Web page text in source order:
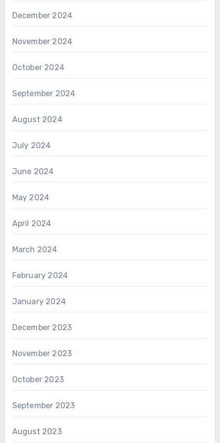
December 2024
November 2024
October 2024
September 2024
August 2024
July 2024
June 2024
May 2024
April 2024
March 2024
February 2024
January 2024
December 2023
November 2023
October 2023
September 2023
August 2023